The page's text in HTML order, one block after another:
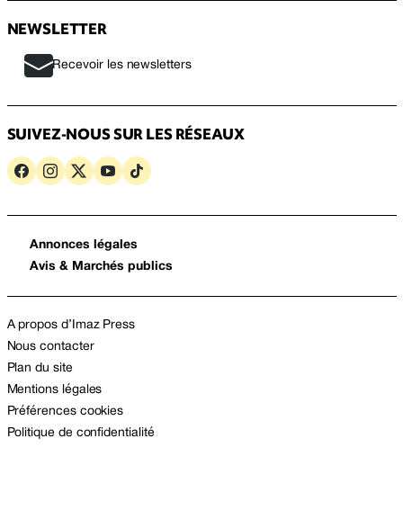
NEWSLETTER
Recevoir les newsletters
SUIVEZ-NOUS SUR LES RÉSEAUX
Annonces légales
Avis & Marchés publics
A propos d’Imaz Press
Nous contacter
Plan du site
Mentions légales
Préférences cookies
Politique de confidentialité